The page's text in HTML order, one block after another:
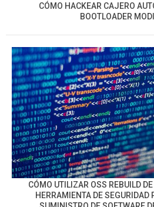
CÓMO HACKEAR CAJERO
BOOTLOADER
CÓMO UTILIZAR OSS REBUILD
HERRAMIENTA DE SEGURIDAD